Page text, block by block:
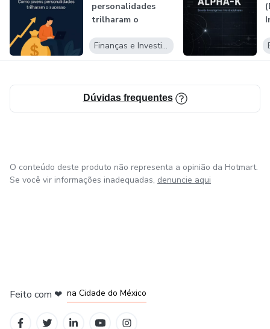
personalidades
trilharam o
sucesso ainda ced...
Finanças e Investimentos
Dúvidas frequentes
O conteúdo deste produto não representa a opinião da Hotmart.
Se você vir informações inadequadas, denuncie aqui
Feito com ❤ na Cidade do México